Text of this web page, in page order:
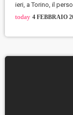
ieri, a Torino, il
sindacali provinciali
particolare, con gli
today 4 FEBBRAIO